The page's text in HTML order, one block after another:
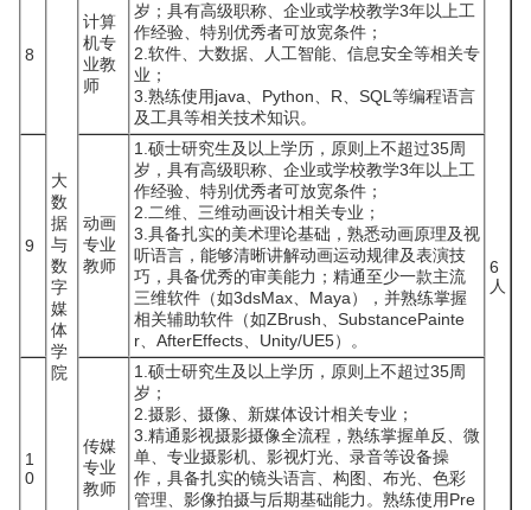
8
大
数
据
与
数
字
媒
体
学
院
计算
机专
业教
师
岁；具有高级职称、企业或学校教学3年以上工
作经验、特别优秀者可放宽条件；
2.软件、大数据、人工智能、信息安全等相关专
业；
3.熟练使用java、Python、R、SQL等编程语言
及工具等相关技术知识。
6
人
9
动画
专业
教师
1.硕士研究生及以上学历，原则上不超过35周
岁，具有高级职称、企业或学校教学3年以上工
作经验、特别优秀者可放宽条件；
2.二维、三维动画设计相关专业；
3.具备扎实的美术理论基础，熟悉动画原理及视
听语言，能够清晰讲解动画运动规律及表演技
巧，具备优秀的审美能力；精通至少一款主流
三维软件（如3dsMax、Maya），并熟练掌握
相关辅助软件（如ZBrush、SubstancePainte
r、AfterEffects、Unity/UE5）。
1
0
传媒
专业
教师
1.硕士研究生及以上学历，原则上不超过35周
岁；
2.摄影、摄像、新媒体设计相关专业；
3.精通影视摄影摄像全流程，熟练掌握单反、微
单、专业摄影机、影视灯光、录音等设备操
作，具备扎实的镜头语言、构图、布光、色彩
管理、影像拍摄与后期基础能力。熟练使用Pre